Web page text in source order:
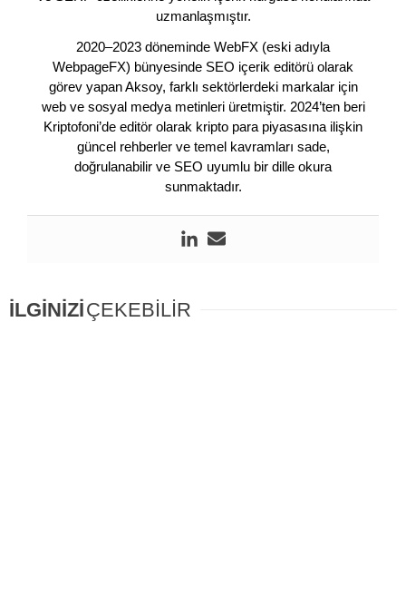
uzmanlaşmıştır.
2020–2023 döneminde WebFX (eski adıyla
WebpageFX) bünyesinde SEO içerik editörü olarak
görev yapan Aksoy, farklı sektörlerdeki markalar için
web ve sosyal medya metinleri üretmiştir. 2024’ten beri
Kriptofoni’de editör olarak kripto para piyasasına ilişkin
güncel rehberler ve temel kavramları sade,
doğrulanabilir ve SEO uyumlu bir dille okura
sunmaktadır.
İLGİNİZİÇEKEBİLİR